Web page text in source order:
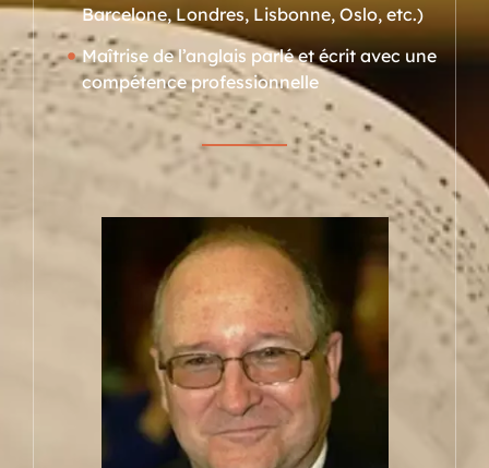
Barcelone, Londres, Lisbonne, Oslo, etc.)
Maîtrise de l’anglais parlé et écrit avec une
compétence professionnelle